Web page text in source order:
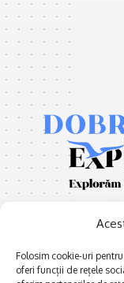
Folosim cookie-uri
oferi funcții de rețele